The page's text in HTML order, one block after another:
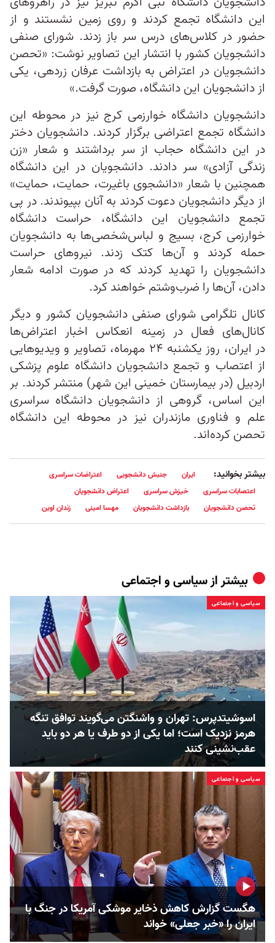
این دانشگاه تجمع کردند و روی زمین نشستند و از
حضور در کلاس‌های درس سر باز زدند. شورای صنفی
دانشجویان کشور با انتشار این تصاویر نوشت: «تحصن
دانشجویان در اعتراض به بازداشت عرفان زردهی، یکی
از دانشجویان این دانشگاه، صورت گرفت.»
دانشجویان دانشگاه خوارزمی کرج نیز در محوطه این
دانشگاه تجمع اعتراضی برگزار کردند. دانشجویان دختر
در این دانشگاه حجاب‌ از سر برداشتند و شعار «زن
زندگی آزادی» سر دادند. دانشجویان در این دانشگاه
همچنین با شعار «دانشجوی باغیرت، حمایت، حمایت»
از دیگر دانشجویان دعوت کردند به آنان بپیوندند. در پی
تجمع دانشجویان این دانشگاه، حراست دانشگاه
خوارزمی کرج، بسیج و لباس‌شخصی‌ها به دانشجویان
حمله کردند و آن‌ها کتک زدند. نیروهای حراست
دانشجویان را تهدید کردند که در صورت ادامه شعار
دادن، آن‌ها را ضرب‌وشتم خواهند کرد.
کانال تلگرامی شورای صنفی دانشجویان کشور و دیگر
کانال‌های فعال در زمینه انعکاس اخبار اعتراض‌ها
در ایران، روز یکشنبه ۲۴ مهرماه، تصاویر و ویدیوهایی
از اعتصاب و تجمع دانشجویان دانشگاه‌ علوم پزشکی
اردبیل (در بیمارستان خمینی این شهر) منتشر کردند. بر
این اساس، گروهی از دانشجویان دانشگاه سراسری
علم و فناوری مازندران نیز در محوطه این دانشگاه
تحصن کرده‌اند.
بیشتر بخوانید: ایران جنبش دانشجویی
اعتراضات سراسری
اعتصابات سراسری
خیزش سراسری
اعتراض دانشجویان
تحصن دانشجویان
بازداشت دانشجویان مهسا امینی زندان اوین
بیشتر ازسیاسی و اجتماعی
سیاسی و اجتماعی
اسوشیتدپرس: تهران و واشنگتن می‌گویند توافق تنگه
هرمز نزدیک است؛ اما یکی از دو طرف یا هر دو باید
عقب‌نشینی کنند
سیاسی و اجتماعی
هگست گزارش کاهش ذخایر موشکی آمریکا در جنگ با
ایران را «خبر جعلی» خواند